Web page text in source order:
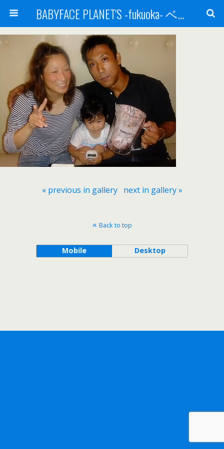
BABYFACE PLANET'S -fukuoka- ベビーフェイスプラネッツ 福岡(ベビフェ福岡)
« previous in gallery next in gallery »
Back to top
Mobile Desktop